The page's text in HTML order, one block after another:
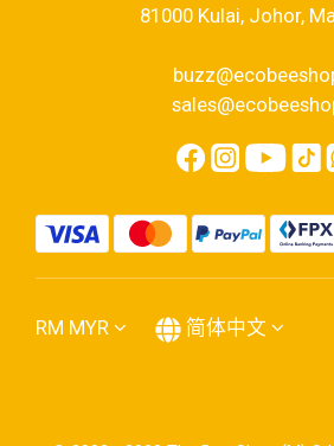
81000 Kulai, Johor,
RM MYR 简体中文